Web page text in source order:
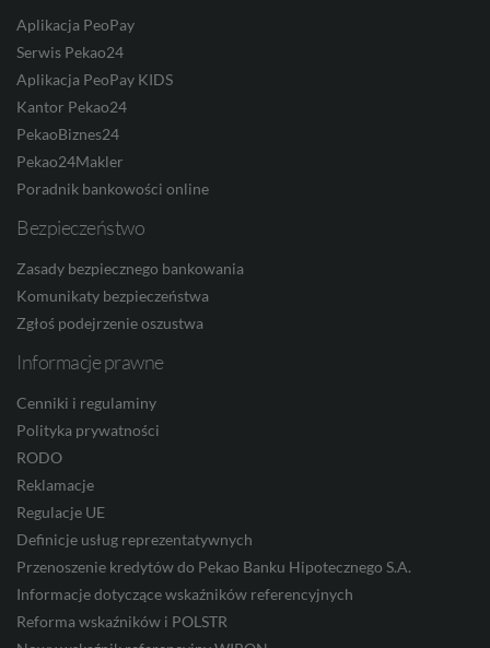
Aplikacja PeoPay
Serwis Pekao24
Aplikacja PeoPay KIDS
Kantor Pekao24
PekaoBiznes24
Pekao24Makler
Poradnik bankowości online
Bezpieczeństwo
Zasady bezpiecznego bankowania
Komunikaty bezpieczeństwa
Zgłoś podejrzenie oszustwa
Informacje prawne
Cenniki i regulaminy
Polityka prywatności
RODO
Reklamacje
Regulacje UE
Definicje usług reprezentatywnych
Przenoszenie kredytów do Pekao Banku Hipotecznego S.A.
Informacje dotyczące wskaźników referencyjnych
Reforma wskaźników i POLSTR